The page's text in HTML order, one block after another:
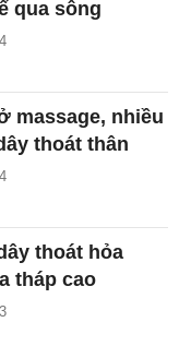
qua sông
massage, nhiều
thoát thân
thoát hỏa
tháp cao